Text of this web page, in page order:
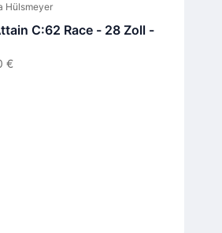
Hülsmeyer
C:62 Race - 28 Zoll -
€